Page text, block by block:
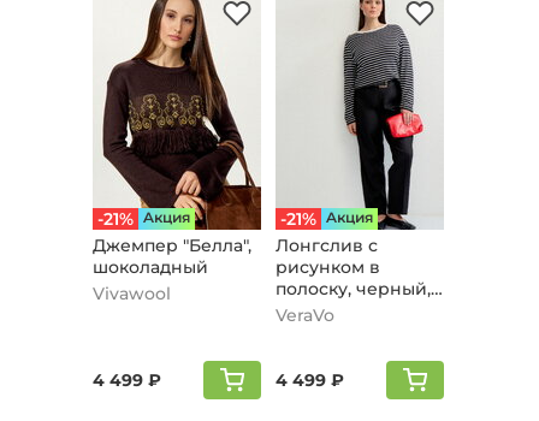
-21% Aкция
Джемпер "Белла",
шоколадный
Vivawool
4 499 ₽
-21% Aкция
Лонгслив с
рисунком в
полоску, черный,
молочный
VeraVo
4 499 ₽